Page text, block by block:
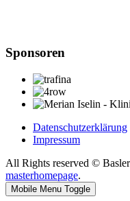
Sponsoren
Datenschutzerklärung
Impressum
All Rights reserved ©
masterhomepage.
Mobile Menu Toggle